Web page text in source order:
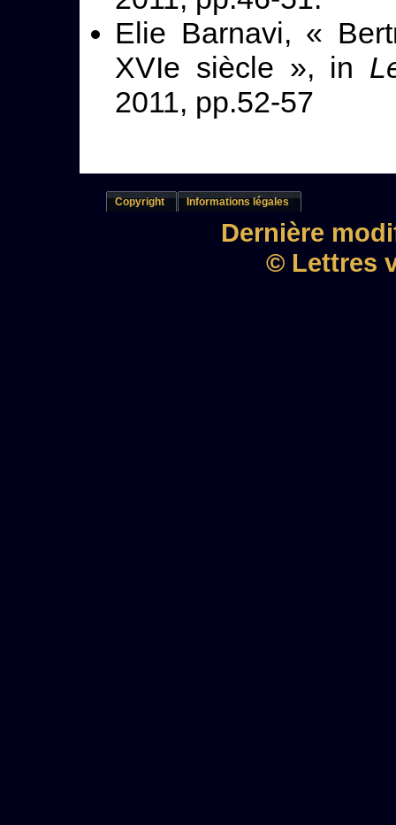
Elie Barnavi, «
XVIe siècle », in
2011, pp.52-57
Copyright Informations légales
Dernière
© Lettres